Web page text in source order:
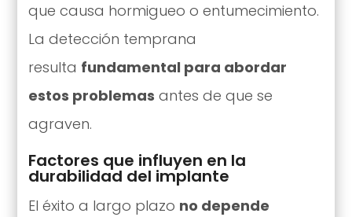
que causa hormigueo o entumecimiento.
La detección temprana
resulta fundamental para abordar
estos problemas antes de que se
agraven.
Factores que influyen en la
durabilidad del implante
El éxito a largo plazo no depende